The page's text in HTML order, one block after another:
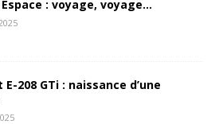
: voyage, voyage…
208 GTi : naissance d’une